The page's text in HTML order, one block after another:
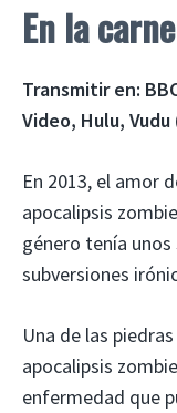
En la
Transmitir en:
Video, Hulu, Vudu
En 2013, el amor
apocalipsis
género tenía
subversiones
Una de las
apocalipsis
enfermedad que